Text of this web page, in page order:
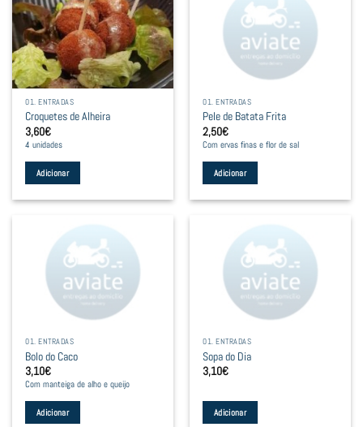
01. ENTRADAS
Croquetes de Alheira
3,60€
4 unidades
Adicionar
01. ENTRADAS
Pele de Batata Frita
2,50€
Com ervas finas e flor de sal
Adicionar
01. ENTRADAS
Bolo do Caco
3,10€
Com manteiga de alho e queijo
Adicionar
01. ENTRADAS
Sopa do Dia
3,10€
Adicionar